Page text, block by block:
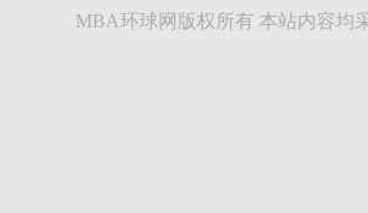
MBA环球网版权所有 本站内容均